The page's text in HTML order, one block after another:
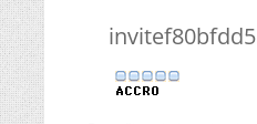
invitef80bfdd5